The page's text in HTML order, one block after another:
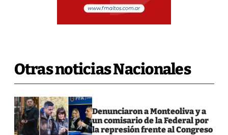
Otras noticias Nacionales
Denunciaron a Monteoliva y a
un comisario de la Federal por
la represión frente al Congreso